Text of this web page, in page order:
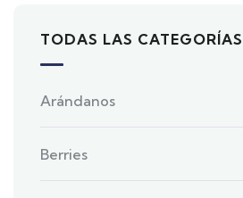
TODAS LAS CATEGORÍAS
Arándanos
Berries